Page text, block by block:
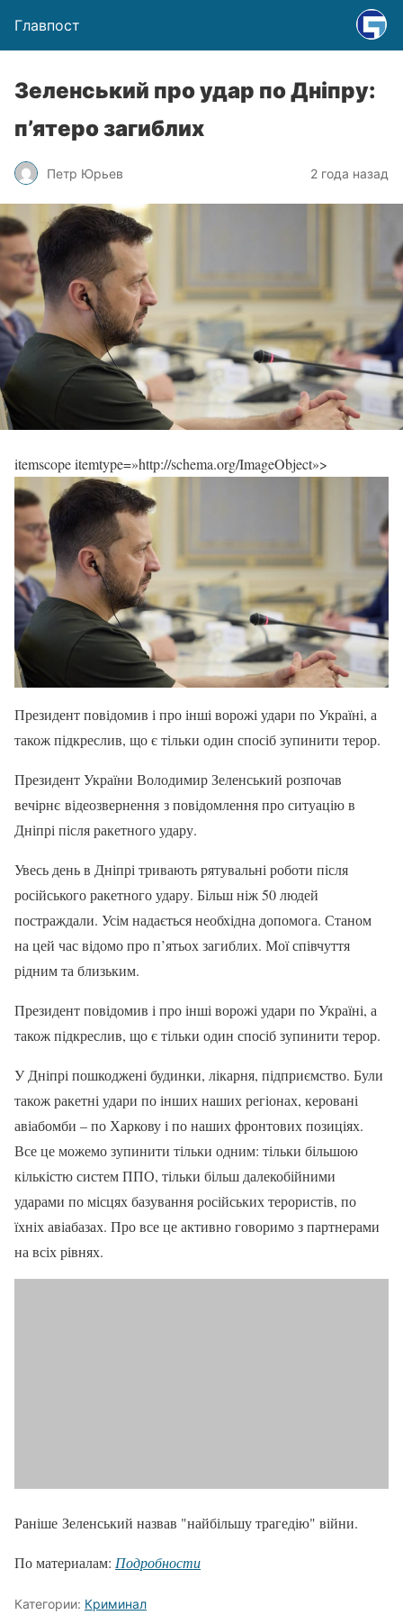
Главпост
Зеленський про удар по Дніпру:
п’ятеро загиблих
Петр Юрьев 2 года назад
itemscope itemtype=»http://schema.org/ImageObject»>
Президент повідомив і про інші ворожі удари по Україні, а
також підкреслив, що є тільки один спосіб зупинити терор.
Президент України Володимир Зеленський розпочав
вечірнє відеозвернення з повідомлення про ситуацію в
Дніпрі після ракетного удару.
Увесь день в Дніпрі тривають рятувальні роботи після
російського ракетного удару. Більш ніж 50 людей
постраждали. Усім надається необхідна допомога. Станом
на цей час відомо про п’ятьох загиблих. Мої співчуття
рідним та близьким.
Президент повідомив і про інші ворожі удари по Україні, а
також підкреслив, що є тільки один спосіб зупинити терор.
У Дніпрі пошкоджені будинки, лікарня, підприємство. Були
також ракетні удари по інших наших регіонах, керовані
авіабомби – по Харкову і по наших фронтових позиціях.
Все це можемо зупинити тільки одним: тільки більшою
кількістю систем ППО, тільки більш далекобійними
ударами по місцях базування російських терористів, по
їхніх авіабазах. Про все це активно говоримо з партнерами
на всіх рівнях.
Раніше Зеленський назвав "найбільшу трагедію" війни.
По материалам: Подробности
Категории: Криминал